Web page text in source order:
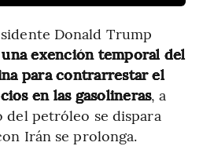
Donald Trump
una exención temporal del
para contrarrestar el
en las gasolineras, a
del petróleo se dispara
Irán se prolonga.